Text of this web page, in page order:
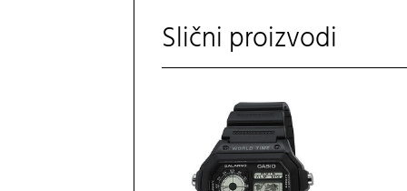
Slični proizvodi